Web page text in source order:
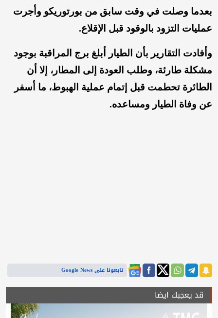
بعدما وصلت في وقت سابق من بورتوريكو وأجرت
عمليات التزود بالوقود قبل الإقلاع.
وأفادت التقارير بأن الطيار أبلغ برج المراقبة بوجود
مشكلة طارئة، وطلب العودة إلى المطار، إلا أن
الطائرة تحطمت قبل إتمام عملية الهبوط، ما أسفر
عن وفاة الطيار ومساعده.
تابعونا على Google News
قد يعجبك ايضا